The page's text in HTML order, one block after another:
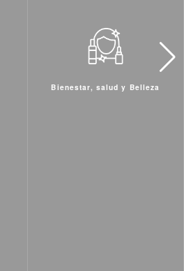
Hoteles y Residenciales